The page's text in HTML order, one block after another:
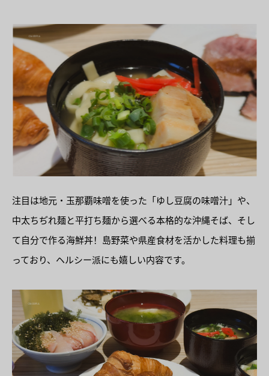
注目は地元・玉那覇味噌を使った「ゆし豆腐の味噌汁」や、
中太ちぢれ麺と平打ち麺から選べる本格的な沖縄そば、そし
て自分で作る海鮮丼！島野菜や県産食材を活かした料理も揃
っており、ヘルシー派にも嬉しい内容です。